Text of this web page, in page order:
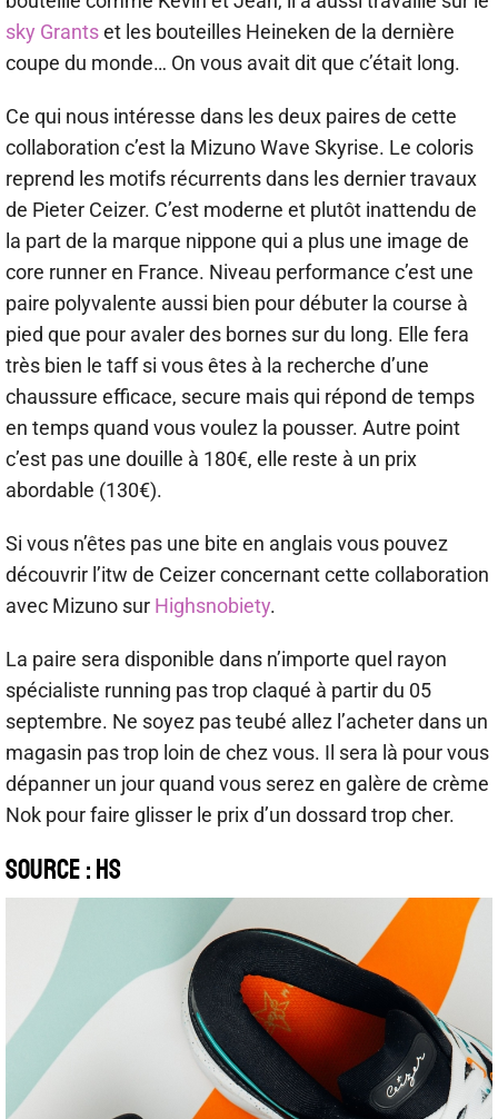
sky Grantset les bouteilles Heineken de la dernière
coupe du monde… On vous avait dit que c’était long.
Ce qui nous intéresse dans les deux paires de cette
collaboration c’est la Mizuno Wave Skyrise. Le coloris
reprend les motifs récurrents dans les dernier travaux
de Pieter Ceizer. C’est moderne et plutôt inattendu de
la part de la marque nippone qui a plus une image de
core runner en France. Niveau performance c’est une
paire polyvalente aussi bien pour débuter la course à
pied que pour avaler des bornes sur du long. Elle fera
très bien le taff si vous êtes à la recherche d’une
chaussure efficace, secure mais qui répond de temps
en temps quand vous voulez la pousser. Autre point
c’est pas une douille à 180€, elle reste à un prix
abordable (130€).
Si vous n’êtes pas une bite en anglais vous pouvez
découvrir l’itw de Ceizer concernant cette collaboration
avec Mizuno sur Highsnobiety.
La paire sera disponible dans n’importe quel rayon
spécialiste running pas trop claqué à partir du 05
septembre. Ne soyez pas teubé allez l’acheter dans un
magasin pas trop loin de chez vous. Il sera là pour vous
dépanner un jour quand vous serez en galère de crème
Nok pour faire glisser le prix d’un dossard trop cher.
Source :HS